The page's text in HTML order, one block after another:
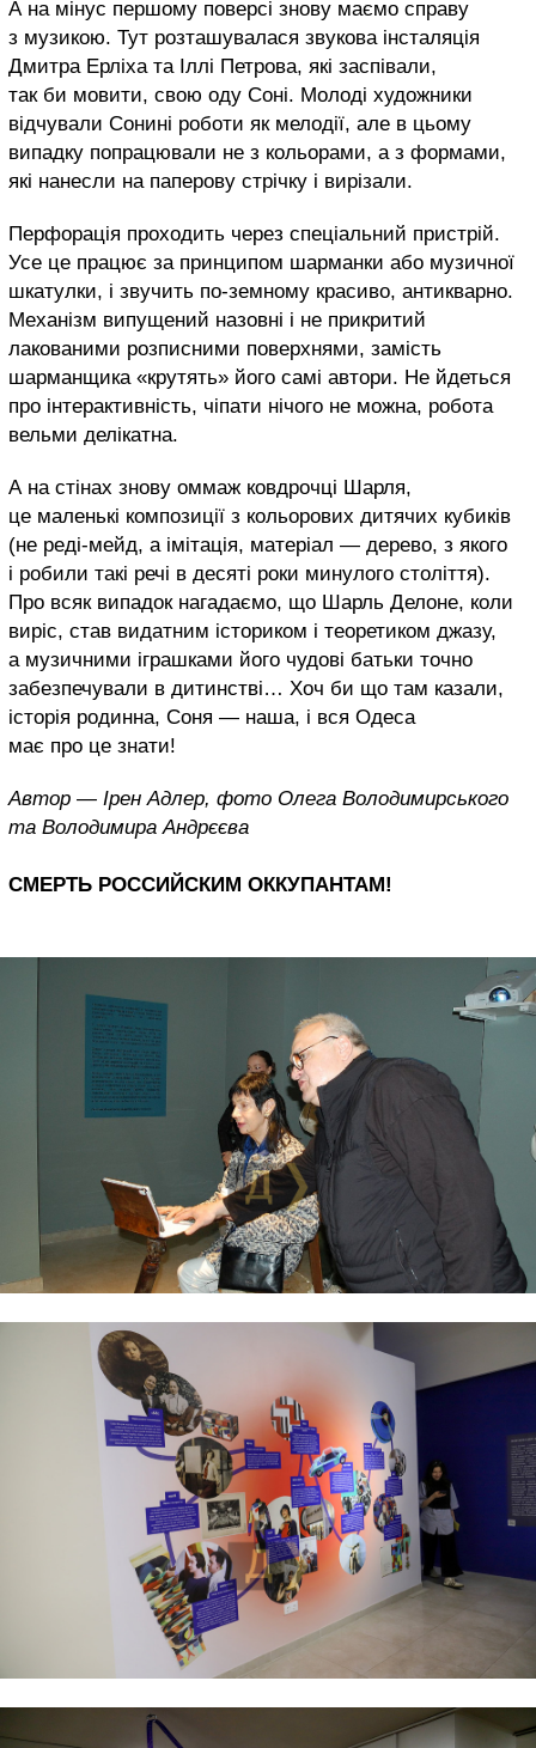
А на мінус першому поверсі знову маємо справу
з музикою. Тут розташувалася звукова інсталяція
Дмитра Ерліха та Іллі Петрова, які заспівали,
так би мовити, свою оду Соні. Молоді художники
відчували Сонині роботи як мелодії, але в цьому
випадку попрацювали не з кольорами, а з формами,
які нанесли на паперову стрічку і вирізали.
Перфорація проходить через спеціальний пристрій.
Усе це працює за принципом шарманки або музичної
шкатулки, і звучить по-земному красиво, антикварно.
Механізм випущений назовні і не прикритий
лакованими розписними поверхнями, замість
шарманщика «крутять» його самі автори. Не йдеться
про інтерактивність, чіпати нічого не можна, робота
вельми делікатна.
А на стінах знову оммаж ковдрочці Шарля,
це маленькі композиції з кольорових дитячих кубиків
(не реді-мейд, а імітація, матеріал — дерево, з якого
і робили такі речі в десяті роки минулого століття).
Про всяк випадок нагадаємо, що Шарль Делоне, коли
виріс, став видатним істориком і теоретиком джазу,
а музичними іграшками його чудові батьки точно
забезпечували в дитинстві… Хоч би що там казали,
історія родинна, Соня — наша, і вся Одеса
має про це знати!
Автор — Ірен Адлер, фото Олега Володимирського
та Володимира Андрєєва
СМЕРТЬ РОССИЙСКИМ ОККУПАНТАМ!